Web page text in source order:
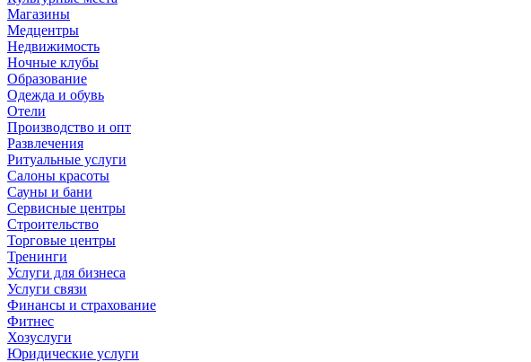
Магазины
Медцентры
Недвижимость
Ночные клубы
Образование
Одежда и обувь
Отели
Производство и опт
Развлечения
Ритуальные услуги
Салоны красоты
Сауны и бани
Сервисные центры
Строительство
Торговые центры
Тренинги
Услуги для бизнеса
Услуги связи
Финансы и страхование
Фитнес
Хозуслуги
Юридические услуги